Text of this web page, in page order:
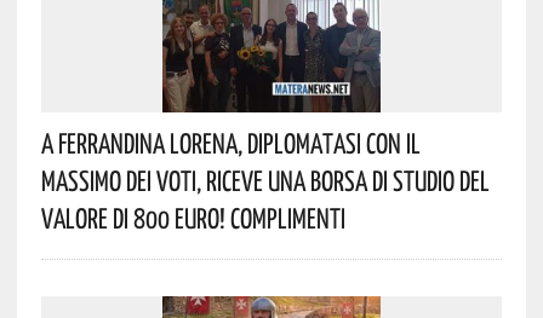
A Ferrandina Lorena, Diplomatasi Con Il
Massimo Dei Voti, Riceve Una Borsa Di Studio Del
Valore Di 800 Euro! Complimenti